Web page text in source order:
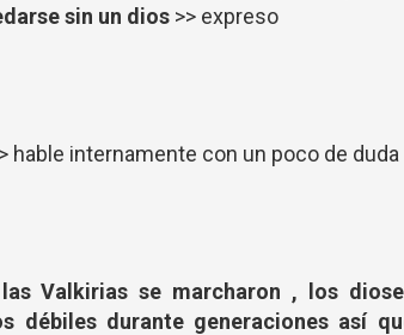
sin un dios >> expreso
hable internamente con un poco de duda
Valkirias se marcharon , los
débiles durante generaciones así